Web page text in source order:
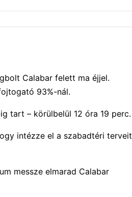
Calabar felett ma éjjel.
93%-nál.
tart – körülbelül 12 óra 19 perc.
intézze el a szabadtéri terveit
messze elmarad Calabar